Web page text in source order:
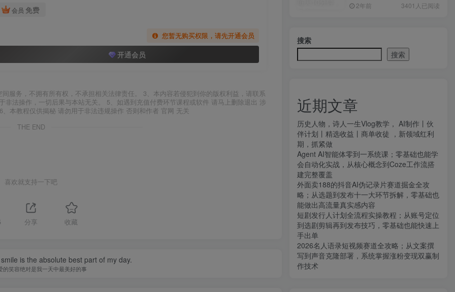
会员 免费
您暂无购买权限，请先开通会员
开通会员
服务，不拥有所有权，不承担相关法律责任。 3、本内容若侵犯到你的版权利益，请联系
法操作，一切后果与本站无关。 5、如遇到充值付费环节课程或软件 请马上删除退出 涉
本教程仅供揭秘 请勿用于非法违规操作 否则和作者 官网 无关
THE END
喜欢就支持一下吧
分享 收藏
is the other shore of reality.
真正的梦就是现实的彼岸
2年前 3401人已阅读
搜索
搜索
近期文章
历史人物，诗人一生Vlog教学， AI制作丨伙
伴计划丨精选收益丨商单收徒 ，新领域红利
期，抓紧做
Agent AI智能体零到一系统课；零基础也能学
会自动化实战，从核心概念到Coze工作流搭
建完整覆盖
外面卖188的抖音AI伪记录片赛道掘金全攻
略；从选题到发布十一大环节拆解，零基础也
能做出高流量真实感内容
短剧发行人计划全流程实操教程；从账号定位
到选剧剪辑再到发布技巧，零基础也能快速上
手出单
2026名人语录短视频赛道全攻略；从文案撰
写到声音克隆部署，系统掌握涨粉变现双赢制
作技术